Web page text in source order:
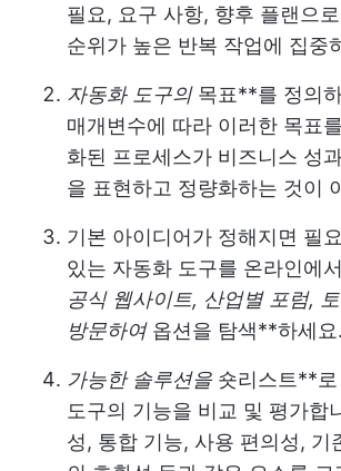
필요, 요구 사항, 향후 플랜으
순위가 높은 반복 작업에 집중
자동화 도구의 목표**를 정의
매개변수에 따라 이러한 목표
화된 프로세스가 비즈니스 성
을 표현하고 정량화하는 것이
기본 아이디어가 정해지면 필
있는 자동화 도구를 온라인에
공식 웹사이트, 산업별 포럼,
방문하여 옵션을 탐색**하세요.
가능한 솔루션을 숏리스트**
도구의 기능을 비교 및 평가합
성, 통합 기능, 사용 편의성, 기